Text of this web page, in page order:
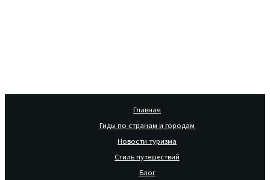
Главная
Гиды по странам и городам
Новости туризма
Стиль путешествий
Блог